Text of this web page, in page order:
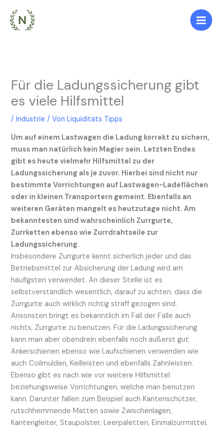
Inhalt
springen
Für die Ladungssicherung gibt
es viele Hilfsmittel
/Industrie / VonLiquiditäts Tipps
Um auf einem Lastwagen die Ladung korrekt zu sichern,
muss man natürlich kein Magier sein. Letzten Endes
gibt es heute vielmehr Hilfsmittel zu der
Ladungssicherung als je zuvor. Hierbei sind nicht nur
bestimmte Vorrichtungen auf Lastwagen-Ladeflächen
oder in kleinen Transportern gemeint. Ebenfalls an
weiteren Geräten mangelt es heutzutage nicht. Am
bekanntesten sind wahrscheinlich Zurrgurte,
Zurrketten ebenso wie Zurrdrahtseile zur
Ladungssicherung.
Insbesondere Zurrgurte kennt sicherlich jeder und das
Betriebsmittel zur Absicherung der Ladung wird am
häufigsten verwendet. An dieser Stelle ist es
selbstverständlich wesentlich, darauf zu achten, dass die
Zurrgurte auch wirklich richtig straff gezogen sind.
Ansonsten bringt es bekanntlich im Fall der Fälle auch
nichts, Zurrgurte zu benutzen. Für die Ladungssicherung
kann man aber obendrein ebenfalls noch äußerst gut
Ankerschienen ebenso wie Laufschienen verwenden wie
auch Coilmulden, Keilleisten und ebenfalls Zahnleisten.
Ebenso gibt es nach wie vor weitere Hilfsmittel
beziehungsweise Vorrichtungen, welche man benutzen
kann. Darunter fallen zum Beispiel auch Kantenschützer,
rutschhemmende Matten sowie Zwischenlagen,
Kantengleiter, Staupolster, Leerpaletten, Einmalzurrmittel,